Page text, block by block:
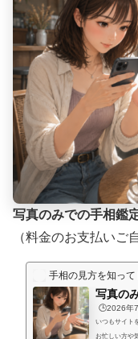
写真のみでの手相鑑
（料金のお支払いご
手相の見方を知って
写真の
🕒️2026年
いつもサイト
お忙しい方や